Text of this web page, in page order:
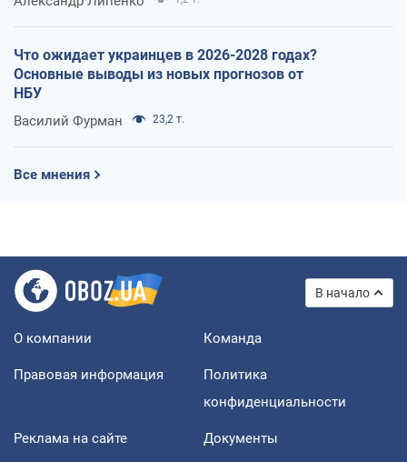
Что ожидает украинцев в 2026-2028 годах?
Основные выводы из новых прогнозов от
НБУ
Василий Фурман 23,2 т.
Все мнения
В начало
О компании Команда
Правовая информация
Политика
конфиденциальности
Реклама на сайте Документы